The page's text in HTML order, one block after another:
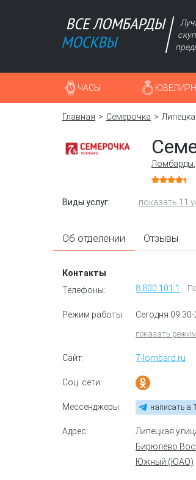
ЧАСЫ
Главная Семерочка
Ломбарды
Виды услуг: показать 11
Об отделении Отзывы
Контакты
Телефоны:
Режим работы: Сегодня
показать
Сайт: 7-lombard.ru
Соц. сети:
Мессенджеры: написать в
Адрес: Липецкая
Бирюлёво
Южный (ЮАО)